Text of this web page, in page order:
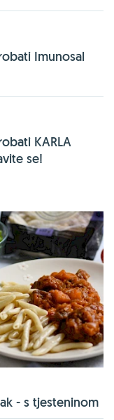
Imunosal
KARLA
se!
- s tjesteninom